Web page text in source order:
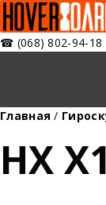
☎ (068) 802-94-18
Главная/
HX